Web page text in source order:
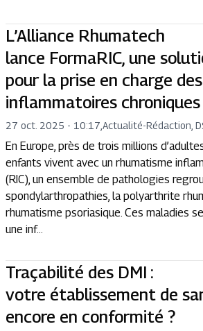
L’Alliance Rhumatech
lance FormaRIC, une
pour la prise en charge
inflammatoires chroniques
27 oct. 2025 - 10:17 Actualité-Rédaction,
En Europe, près de trois millions
enfants vivent avec un rhumatisme
(RIC), un ensemble de pathologies
spondylarthropathies, la polyarthrite
rhumatisme psoriasique. Ces maladies
une inf...
Traçabilité des DMI :
votre établissement de
encore en conformité ?